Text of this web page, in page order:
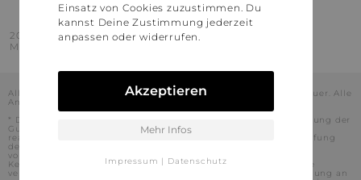
2016 - 2026 © Stylaholic.
Made for you with love in munich.
Alle Preise inkl. der jeweils geltenden gesetzlichen Mehrwertsteuer. Alle
Angaben ohne Gewähr.
* Die angezeigten Preise beinhalten Rabatte, die durch die Nutzung der
Gutschein-Codes auf den Seiten unserer Partner voraussichtlich
realisiert werden können. Stylaholic führt keine vollständige Prüfung
der Gutschein-Codes durch und es kann daher in Einzelfällen
vorkommen, dass die Gutscheine abweichend von unserem
Kenntnisstand bei dem jeweiligen Shop nicht oder nur teilweise
verwendet werden können. Darüber hinaus kann deren Verwendung an
Einsatz von Cookies zuzustimmen. Du
kannst Deine Zustimmung jederzeit
anpassen oder widerrufen.
Akzeptieren
Mehr Infos
Impressum | Datenschutz